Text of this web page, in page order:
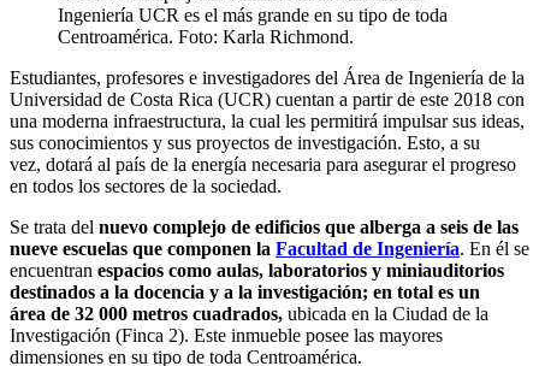
Ingeniería UCR es el más grande en su tipo de toda
Centroamérica. Foto: Karla Richmond.
Estudiantes, profesores e investigadores del Área de Ingeniería de la
Universidad de Costa Rica (UCR) cuentan a partir de este 2018 con
una moderna infraestructura, la cual les permitirá impulsar sus ideas,
sus conocimientos y sus proyectos de investigación. Esto, a su
vez, dotará al país de la energía necesaria para asegurar el progreso
en todos los sectores de la sociedad.
Se trata del nuevo complejo de edificios que alberga a seis de las
nueve escuelas que componen la Facultad de Ingeniería. En él se
encuentran espacios como aulas, laboratorios y miniauditorios
destinados a la docencia y a la investigación; en total es un
área de 32 000 metros cuadrados, ubicada en la Ciudad de la
Investigación (Finca 2). Este inmueble posee las mayores
dimensiones en su tipo de toda Centroamérica.